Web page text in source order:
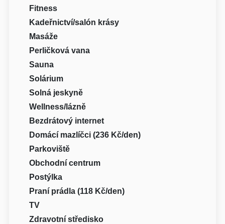
Fitness
Kadeřnictví/salón krásy
Masáže
Perličková vana
Sauna
Solárium
Solná jeskyně
Wellness/lázně
Bezdrátový internet
Domácí mazlíčci (236 Kč/den)
Parkoviště
Obchodní centrum
Postýlka
Praní prádla (118 Kč/den)
TV
Zdravotní středisko